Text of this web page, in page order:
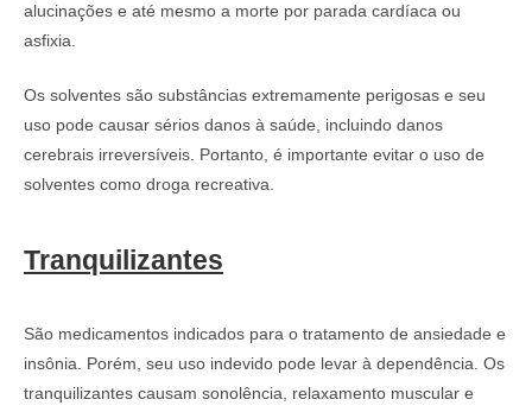
alucinações e até mesmo a morte por parada cardíaca ou
asfixia.
Os solventes são substâncias extremamente perigosas e seu
uso pode causar sérios danos à saúde, incluindo danos
cerebrais irreversíveis. Portanto, é importante evitar o uso de
solventes como droga recreativa.
Tranquilizantes
São medicamentos indicados para o tratamento de ansiedade e
insônia. Porém, seu uso indevido pode levar à dependência. Os
tranquilizantes causam sonolência, relaxamento muscular e